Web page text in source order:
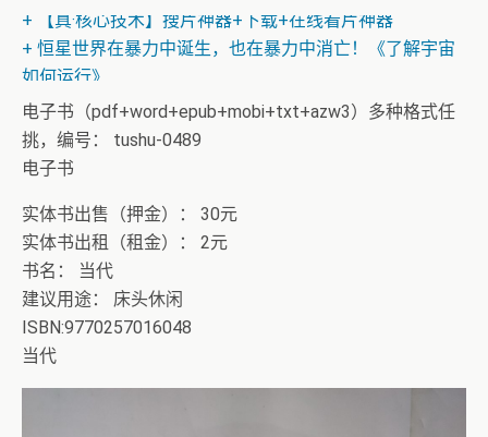
+ 恒星世界在暴力中诞生，也在暴力中消亡！《了解宇宙
如何运行》
+ 恭喜IP为180.201.1.217的网友为电子书籍《动力电池管
理系统核心算法》众筹一次！
电子书（pdf+word+epub+mobi+txt+azw3）多种格式任
挑，编号： tushu-0489
电子书
实体书出售（押金）： 30元
实体书出租（租金）： 2元
书名： 当代
建议用途： 床头休闲
ISBN:9770257016048
当代